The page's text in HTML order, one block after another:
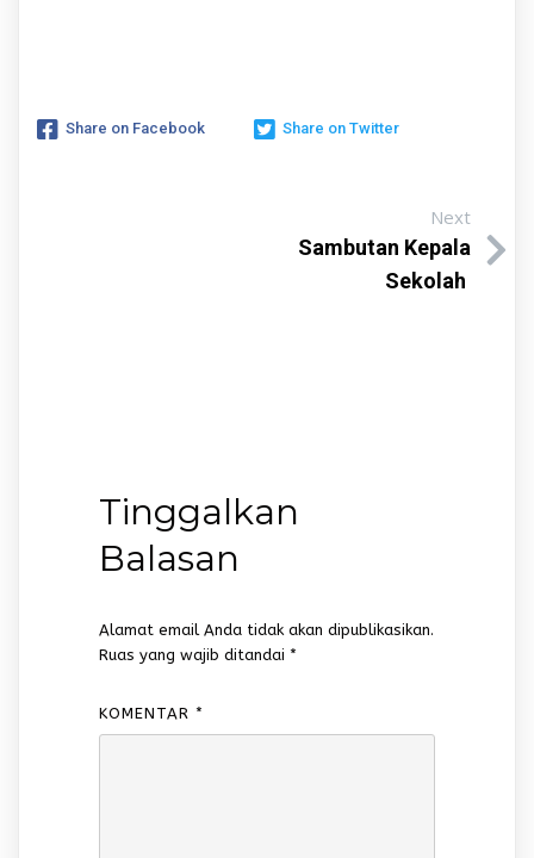
Share on Facebook Share on Twitter
Next
Sambutan Kepala
Sekolah
Tinggalkan
Balasan
Alamat email Anda tidak akan dipublikasikan.
Ruas yang wajib ditandai *
KOMENTAR *